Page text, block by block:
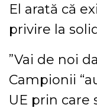
El arată că
privire la
”Vai de noi
Campionii
UE prin care